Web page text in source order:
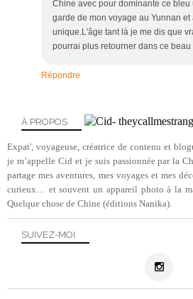
Chine avec pour dominante ce bleu
garde de mon voyage au Yunnan
unique.L'âge tant là je me dis que
pourrai plus retourner dans ce
Répondre
SUIVEZ-MOI
À PROPOS
Expat', voyageuse, créatrice de contenu et
je m’appelle Cid et je suis passionnée par la
partage mes aventures, mes voyages et mes
curieux… et souvent un appareil photo à la
Quelque chose de Chine (éditions Nanika).